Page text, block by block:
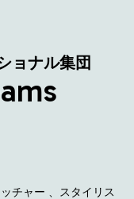
ョナル集団
チャー 、スタイリス